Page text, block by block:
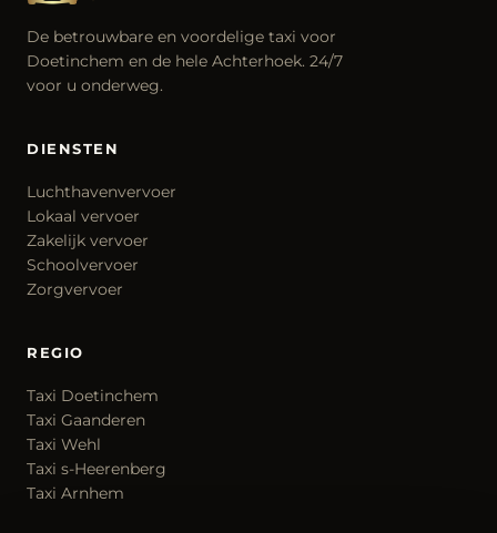
De betrouwbare en voordelige taxi voor
Doetinchem en de hele Achterhoek. 24/7
voor u onderweg.
DIENSTEN
Luchthavenvervoer
Lokaal vervoer
Zakelijk vervoer
Schoolvervoer
Zorgvervoer
REGIO
Taxi Doetinchem
Taxi Gaanderen
Taxi Wehl
Taxi s-Heerenberg
Taxi Arnhem